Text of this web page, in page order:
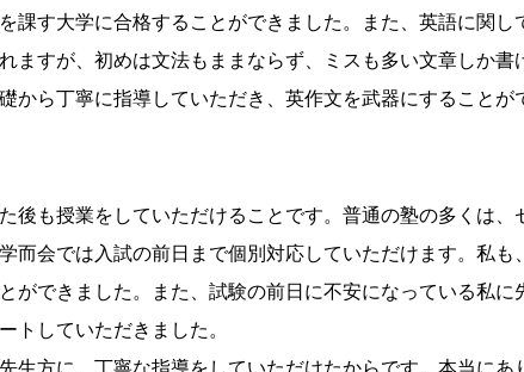
課す大学に合格することができました。また、英語に関し
ますが、初めは文法もままならず、ミスも多い文章しか書
から丁寧に指導していただき、英作文を武器にすることが
後も授業をしていただけることです。普通の塾の多くは、
会では入試の前日まで個別対応していただけます。私も、
ができました。また、試験の前日に不安になっている私に
していただきました。